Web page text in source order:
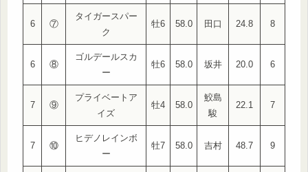
6 ⑦
タイガースパー
ク
牡6 58.0 田口 24.8 8
6 ⑧
ゴルデールスカ
ー
牡6 58.0 坂井 20.0 6
7 ⑨
プライベートア
イズ
牡4 58.0
鮫島
駿
22.1 7
7 ⑩
ヒデノレインボ
ー
牡7 58.0 吉村 48.7 9